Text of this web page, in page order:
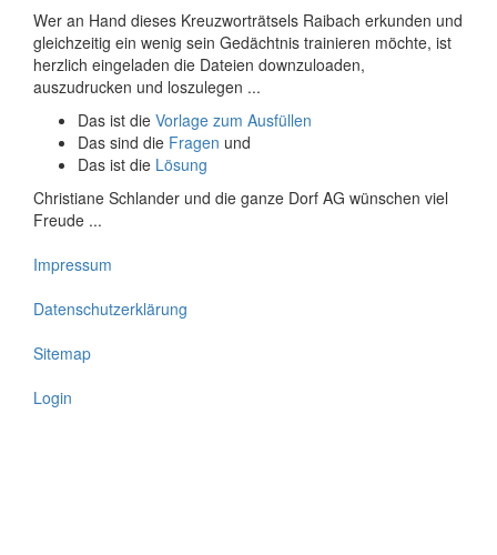
Wer an Hand dieses Kreuzworträtsels Raibach erkunden und
gleichzeitig ein wenig sein Gedächtnis trainieren möchte, ist
herzlich eingeladen die Dateien downzuloaden,
auszudrucken und loszulegen ...
Das ist die Vorlage zum Ausfüllen
Das sind die Fragen und
Das ist die Lösung
Christiane Schlander und die ganze Dorf AG wünschen viel
Freude ...
Fußbereich
Impressum
Datenschutzerklärung
Sitemap
Login